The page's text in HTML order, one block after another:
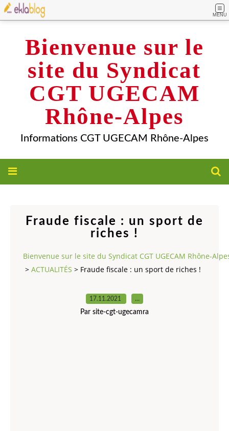
MENU
Bienvenue sur le
site du Syndicat
CGT UGECAM
Rhône-Alpes
Informations CGT UGECAM Rhône-Alpes
Fraude fiscale : un sport de
riches !
Bienvenue sur le site du Syndicat CGT UGECAM Rhône-
> ACTUALITÉS > Fraude fiscale : un sport de riches !
17.11.2021 …
Par site-cgt-ugecamra